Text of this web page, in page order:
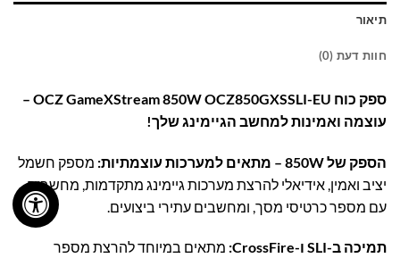
תיאור
חוות דעת (0)
ספק כוח OCZ GameXStream 850W OCZ850GXSSLI-EU –
עוצמה ואמינות למחשב הגיימינג שלך!
הספק של 850W – מתאים למערכות עוצמתיות:
מספק חשמל
יציב ואמין, אידיאלי להרצת מערכות גיימינג מתקדמות, מחשבים
עם מספר כרטיסי מסך, ומחשבים עתירי ביצועים.
תמיכה ב-SLI ו-CrossFire:
מתאים במיוחד להרצת מספר